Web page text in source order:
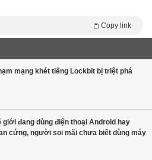
Copy link
mạng khét tiếng Lockbit bị triệt phá
giới đang dùng điện thoại Android hay
cứng, người soi mãi chưa biết dùng máy